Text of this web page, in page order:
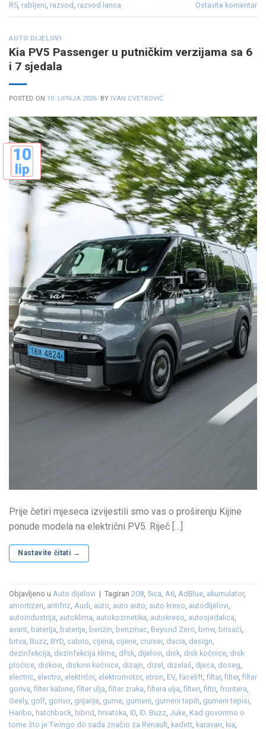
R5, rabljeni, razvod, razvod lanca Ostavite komentar
AUTO DIJELOVI
Kia PV5 Passenger u putničkim verzijama sa 6
i 7 sjedala
POSTED ON 10. LIPNJA 2026. BY IVAN CVETKOVIĆ
10
lip
Prije četiri mjeseca izvijestili smo vas o proširenju Kijine
ponude modela na električni PV5. Riječ […]
Nastavite čitati →
Objavljeno u Auto dijelovi | Tagiran 208, 5ica, A6, AdBlue, akumulator,
amortizeri, antifriz, Audi, auto, auto auto, auto kreso, autodijelovi,
autoindustrija, autoklima, autokozmetika, autokreso, autosjedalica,
avant, baterija, baterije, benzin, benzinac, Beyond Zero, bmw, brisači,
brtva, Buzz, BYD, cabrio, cijena, cijene, cruiser, dacia, design,
dezinfekcija, dezinfekcija klime, dfsk, dijelovi, disk, disk kočnice, disk
pločice, diskovi, diskovi kočnice, dizajn, dizel , dizelaš, djeca, doseg,
electric, electro, električni, elektromotor, etron, EV, facelift,filtar,filter,filter
goriva,filter kabine,filter ulja,filter zraka,filtera ulja,filteri,filtri, frontera,
Geely, golf, gorivo, grijanje, gume, gumeni, gumeni tepih, gumeni tepisi,
Haribo, hatchback, hibrid, hrvatska, ID, ID. Buzz, Juke, Kad govorimo o
tome što je Twingo do sada značio za Renault, kadett, karavan, kia,